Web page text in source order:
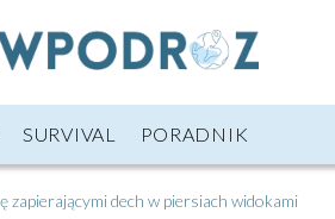
SURVIVAL PORADNIK
zapierającymi dech w piersiach widokami